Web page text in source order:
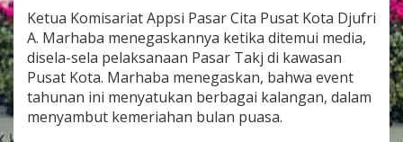
m
e
n
u
m
k
Ketua Komisariat Appsi Pasar Cita Pusat Kota Djufri
A. Marhaba menegaskannya ketika ditemui media,
disela-sela pelaksanaan Pasar Takj di kawasan
Pusat Kota. Marhaba menegaskan, bahwa event
tahunan ini menyatukan berbagai kalangan, dalam
menyambut kemeriahan bulan puasa.